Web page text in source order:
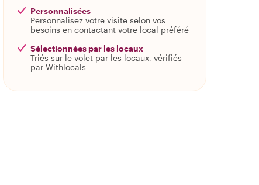
Personnalisées
Personnalisez votre visite selon vos
besoins en contactant votre local préféré
Sélectionnées par les locaux
Triés sur le volet par les locaux, vérifiés
par Withlocals